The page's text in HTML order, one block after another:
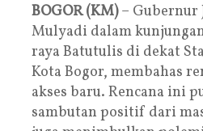
BOGOR (KM)– Gubernur
Mulyadi dalam
raya Batutulis di dekat
Kota Bogor, membahas
akses baru. Rencana ini
sambutan positif dari